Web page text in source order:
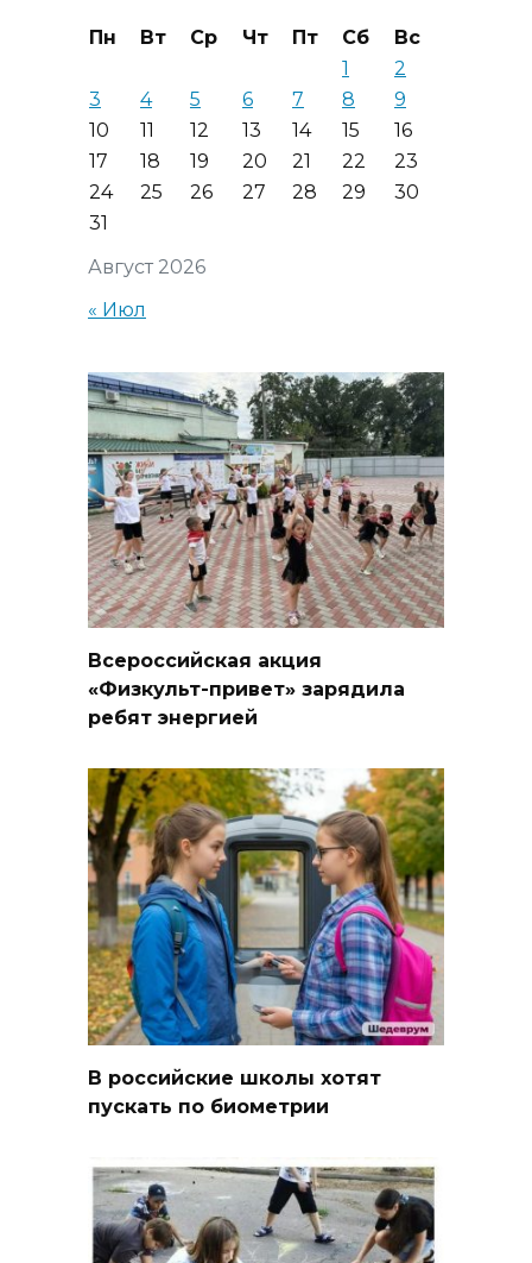
Август 2026
Пн Вт Ср Чт Пт Сб
Вс
1
2
3
4 5 6 7 8
9
10
11 12 13 14 15
16
17
18 19 20 21 22
23
24
25 26 27 28 29
30
31
« Июл
Всероссийская акция
«Физкульт-привет» зарядила
ребят энергией
В российские школы хотят
пускать по биометрии